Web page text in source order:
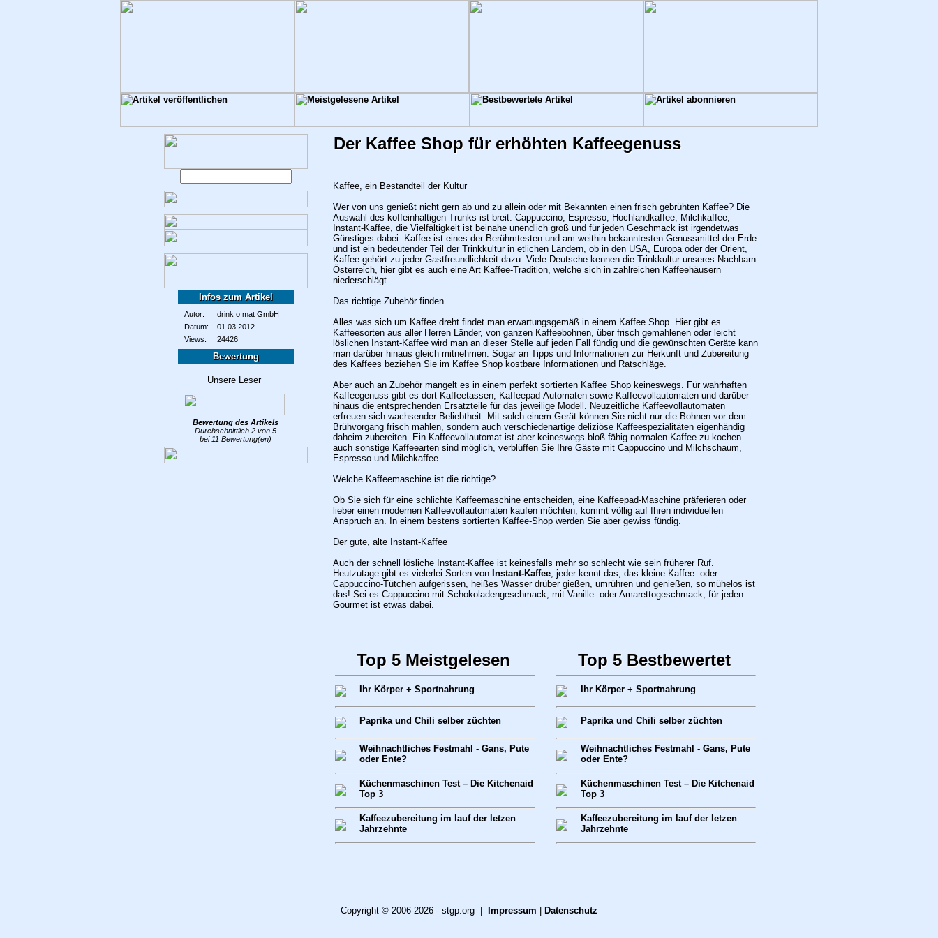
Infos zum Artikel
Autor:
drink o mat GmbH
Datum:
01.03.2012
Views:
24426
Bewertung
Bewertung des Artikels
Durchschnittlich 2 von 5
bei 11 Bewertung(en)
Der Kaffee Shop für erhöhten Kaffeegenuss
Kaffee, ein Bestandteil der Kultur
Wer von uns genießt nicht gern ab und zu allein oder mit Bekannten einen frisch gebrühten Kaffee? Die
Auswahl des koffeinhaltigen Trunks ist breit: Cappuccino, Espresso, Hochlandkaffee, Milchkaffee,
Instant-Kaffee, die Vielfältigkeit ist beinahe unendlich groß und für jeden Geschmack ist irgendetwas
Günstiges dabei. Kaffee ist eines der Berühmtesten und am weithin bekanntesten Genussmittel der Erde
und ist ein bedeutender Teil der Trinkkultur in etlichen Ländern, ob in den USA, Europa oder der Orient,
Kaffee gehört zu jeder Gastfreundlichkeit dazu. Viele Deutsche kennen die Trinkkultur unseres Nachbarn
Österreich, hier gibt es auch eine Art Kaffee-Tradition, welche sich in zahlreichen Kaffeehäusern
niederschlägt.
Das richtige Zubehör finden
Alles was sich um Kaffee dreht findet man erwartungsgemäß in einem Kaffee Shop. Hier gibt es
Kaffeesorten aus aller Herren Länder, von ganzen Kaffeebohnen, über frisch gemahlenen oder leicht
löslichen Instant-Kaffee wird man an dieser Stelle auf jeden Fall fündig und die gewünschten Geräte kann
man darüber hinaus gleich mitnehmen. Sogar an Tipps und Informationen zur Herkunft und Zubereitung
des Kaffees beziehen Sie im Kaffee Shop kostbare Informationen und Ratschläge.
Aber auch an Zubehör mangelt es in einem perfekt sortierten Kaffee Shop keineswegs. Für wahrhaften
Kaffeegenuss gibt es dort Kaffeetassen, Kaffeepad-Automaten sowie Kaffeevollautomaten und darüber
hinaus die entsprechenden Ersatzteile für das jeweilige Modell. Neuzeitliche Kaffeevollautomaten
erfreuen sich wachsender Beliebtheit. Mit solch einem Gerät können Sie nicht nur die Bohnen vor dem
Brühvorgang frisch mahlen, sondern auch verschiedenartige deliziöse Kaffeespezialitäten eigenhändig
daheim zubereiten. Ein Kaffeevollautomat ist aber keineswegs bloß fähig normalen Kaffee zu kochen
auch sonstige Kaffeearten sind möglich, verblüffen Sie Ihre Gäste mit Cappuccino und Milchschaum,
Espresso und Milchkaffee.
Welche Kaffeemaschine ist die richtige?
Ob Sie sich für eine schlichte Kaffeemaschine entscheiden, eine Kaffeepad-Maschine präferieren oder
lieber einen modernen Kaffeevollautomaten kaufen möchten, kommt völlig auf Ihren individuellen
Anspruch an. In einem bestens sortierten Kaffee-Shop werden Sie aber gewiss fündig.
Der gute, alte Instant-Kaffee
Auch der schnell lösliche Instant-Kaffee ist keinesfalls mehr so schlecht wie sein früherer Ruf.
Heutzutage gibt es vielerlei Sorten von Instant-Kaffee, jeder kennt das, das kleine Kaffee- oder
Cappuccino-Tütchen aufgerissen, heißes Wasser drüber gießen, umrühren und genießen, so mühelos ist
das! Sei es Cappuccino mit Schokoladengeschmack, mit Vanille- oder Amarettogeschmack, für jeden
Gourmet ist etwas dabei.
Top 5 Meistgelesen
Ihr Körper + Sportnahrung
Paprika und Chili selber züchten
Weihnachtliches Festmahl - Gans, Pute
oder Ente?
Küchenmaschinen Test – Die Kitchenaid
Top 3
Kaffeezubereitung im lauf der letzen
Jahrzehnte
Top 5 Bestbewertet
Ihr Körper + Sportnahrung
Paprika und Chili selber züchten
Weihnachtliches Festmahl - Gans, Pute
oder Ente?
Küchenmaschinen Test – Die Kitchenaid
Top 3
Kaffeezubereitung im lauf der letzen
Jahrzehnte
Copyright © 2006-2026 - stgp.org | Impressum Datenschutz